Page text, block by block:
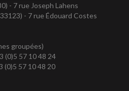
- 7 rue Joseph Lahens
- 7 rue Édouard Costes
groupées)
(0)5 57 10 48 24
(0)5 57 10 48 20